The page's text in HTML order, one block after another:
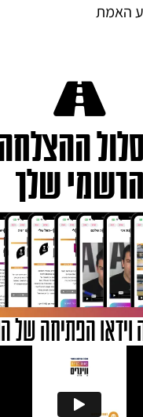
האמת
הרשמי שלך
וידאו הפתיחה של